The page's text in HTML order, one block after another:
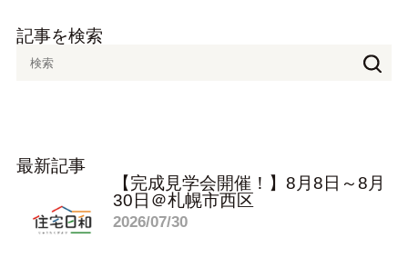
記事を検索
最新記事
【完成見学会開催！】8月8日～8月
30日＠札幌市西区
2026/07/30